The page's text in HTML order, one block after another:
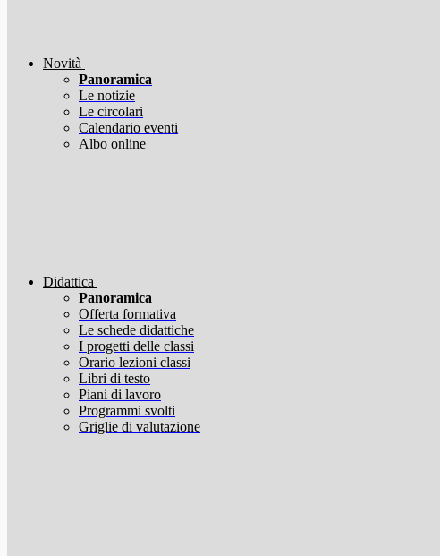
Novità
Panoramica
Le notizie
Le circolari
Calendario eventi
Albo online
Didattica
Panoramica
Offerta formativa
Le schede didattiche
I progetti delle classi
Orario lezioni classi
Libri di testo
Piani di lavoro
Programmi svolti
Griglie di valutazione